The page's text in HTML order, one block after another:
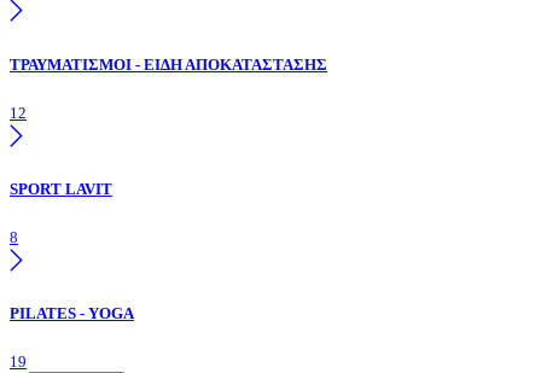
ΤΡΑΥΜΑΤΙΣΜΟΙ - ΕΙΔΗ ΑΠΟΚΑΤΑΣΤΑΣΗΣ
12
SPORT LAVIT
8
PILATES - YOGA
19